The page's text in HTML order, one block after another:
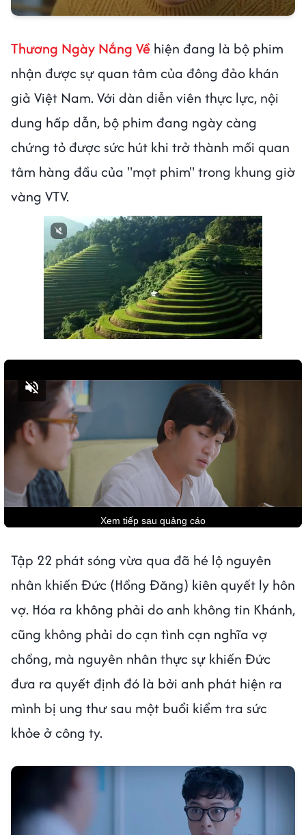
Thương Ngày Nắng Về hiện đang là bộ phim
nhận được sự quan tâm của đông đảo khán
giả Việt Nam. Với dàn diễn viên thực lực, nội
dung hấp dẫn, bộ phim đang ngày càng
chứng tỏ được sức hút khi trở thành mối quan
tâm hàng đầu của "mọt phim" trong khung giờ
vàng VTV.
Bật tiếng
Tập 22 phát sóng vừa qua đã hé lộ nguyên
nhân khiến Đức (Hồng Đăng) kiên quyết ly hôn
vợ. Hóa ra không phải do anh không tin Khánh,
cũng không phải do cạn tình cạn nghĩa vợ
chồng, mà nguyên nhân thực sự khiến Đức
đưa ra quyết định đó là bởi anh phát hiện ra
mình bị ung thư sau một buổi kiểm tra sức
khỏe ở công ty.